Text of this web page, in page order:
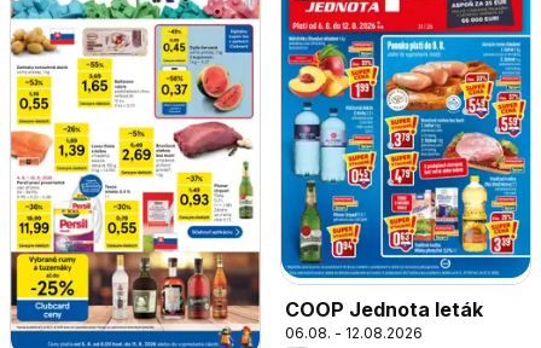
COOP Jednota leták
06.08. - 12.08.2026